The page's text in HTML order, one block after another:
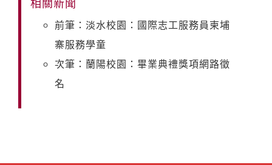
前筆：淡水校園：國際志工服務員柬埔
寨服務學童
次筆：蘭陽校園：畢業典禮獎項網路徵
名